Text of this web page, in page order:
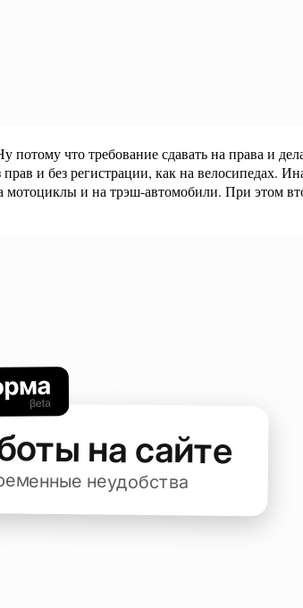
что требование сдавать на права и
прав и без регистрации, как на
и на трэш-автомобили. При этом